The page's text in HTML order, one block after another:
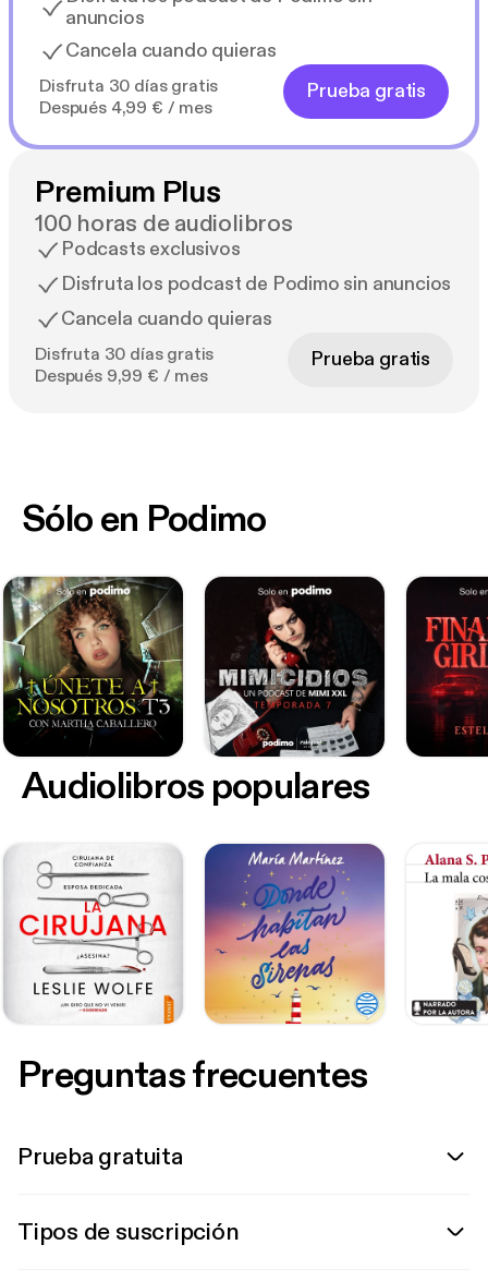
anuncios
Cancela cuando quieras
Disfruta 30 días gratis
Después 4,99 € / mes
Prueba gratis
Premium Plus
100 horas de audiolibros
Podcasts exclusivos
Disfruta los podcast de Podimo sin anuncios
Cancela cuando quieras
Disfruta 30 días gratis
Después 9,99 € / mes
Prueba gratis
Sólo en Podimo
Audiolibros populares
Preguntas frecuentes
Prueba gratuita
Tipos de suscripción